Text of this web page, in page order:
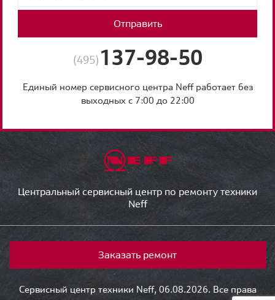
Отправить
(495) 137-98-50
Единый номер сервисного центра Neff работает без
выходных с 7:00 до 22:00
Центральный сервисный центр по ремонту техники
Neff
Заказать ремонт
Сервисный центр техники Neff, 06.08.2026. Все права